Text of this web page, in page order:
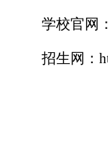
学校官网
招生网：